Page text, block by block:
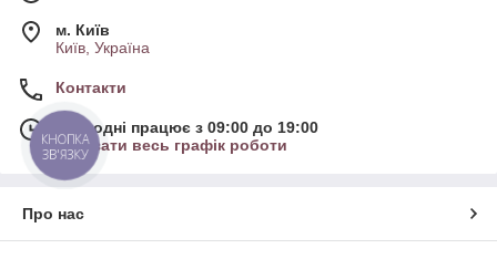
м. Київ
Київ, Україна
Контакти
Сьогодні працює з 09:00 до 19:00
Показати весь графік роботи
Про нас
КНОПКА
ЗВ'ЯЗКУ